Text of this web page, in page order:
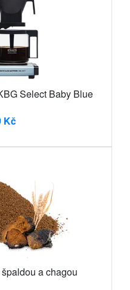
Select Baby Blue
Kč
a chagou